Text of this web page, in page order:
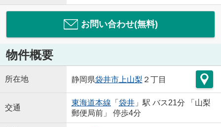
お問い合わせ(無料)
物件概要
所在地 静岡県袋井市上山梨 ２丁目
交通
東海道本線 「 袋井」駅 バス21分 「山梨
郵便局前」 停歩4分